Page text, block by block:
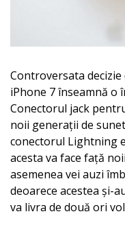
Controversata
iPhone 7 înseamnă o
Conectorul jack
noii generații de
conectorul Lightning
acesta va face față
asemenea vei auzi
deoarece acestea și-
va livra de două ori